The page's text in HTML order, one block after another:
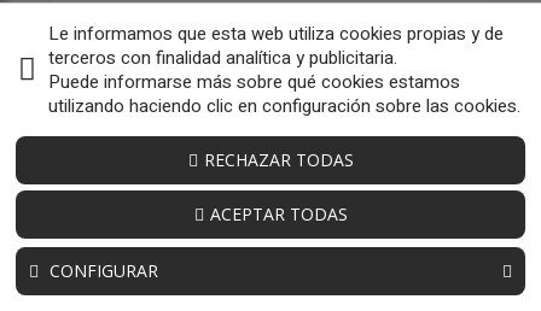
Le informamos que esta web utiliza cookies propias y de
terceros con finalidad analítica y publicitaria.
Puede informarse más sobre qué cookies estamos
utilizando haciendo clic en configuración sobre las cookies.
CONFIGURAR
RECHAZAR TODAS
ACEPTAR TODAS